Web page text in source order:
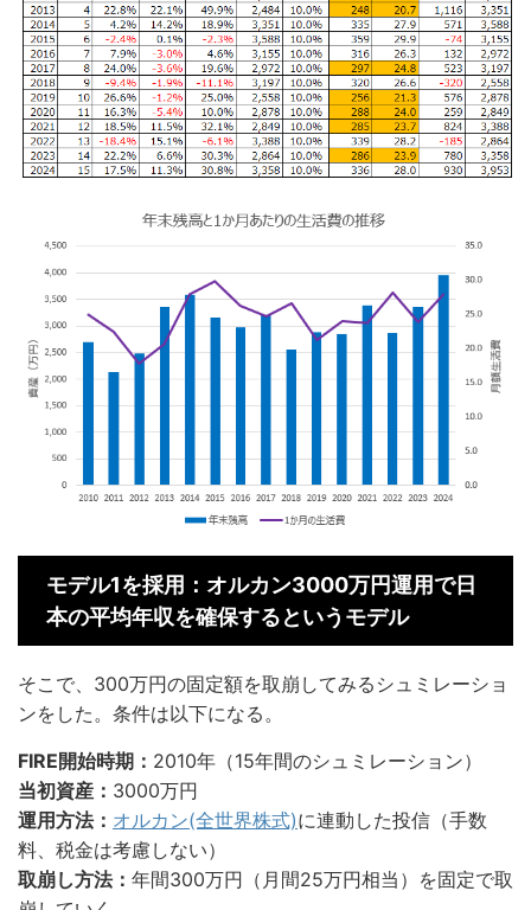
モデル1を採用：オルカン3000万円運用で日
本の平均年収を確保するというモデル
そこで、300万円の固定額を取崩してみるシュミレーショ
ンをした。条件は以下になる。
FIRE開始時期： 2010年（15年間のシュミレーション）
当初資産： 3000万円
運用方法： オルカン(全世界株式)に連動した投信（手数
料、税金は考慮しない）
取崩し方法： 年間300万円（月間25万円相当）を固定で取